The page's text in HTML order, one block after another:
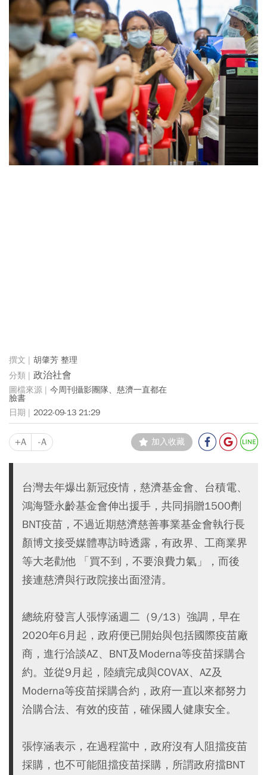
胡肇芳 整理
政治社會
今周刊攝影團隊、慈濟一直都在
臉書
2022-09-13 21:29
+A -A 加入收藏
台灣去年爆出新冠疫情，慈濟基金會、台積電、
鴻海暨永齡基金會伸出援手，共同捐贈1500劑
BNT疫苗，不過近期慈濟慈善事業基金會執行長
顏博文接受媒體專訪時透露，有政界、工商業界
等大老勸他 「買不到，不要浪費力氣」，而後
接連慈濟與行政院接出面澄清。
總統府發言人張惇涵週二（9/13）強調，早在
2020年6月起，政府便已開始與包括國際疫苗廠
商，進行洽談AZ、BNT及Moderna等疫苗採購合
約。並從9月起，陸續完成與COVAX、AZ及
Moderna等疫苗採購合約，政府一直以來都努力
洽購合法、有效的疫苗，確保國人健康安全。
張惇涵表示，在過程當中，政府沒有人阻擋疫苗
採購，也不可能阻擋疫苗採購，所謂政府擋BNT